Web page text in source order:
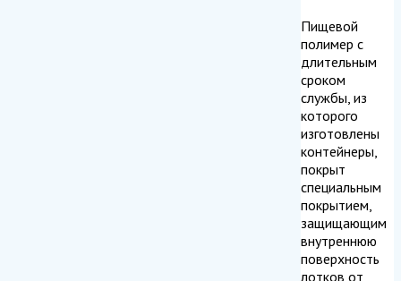
Пищевой
полимер с
длительным
сроком
службы, из
которого
изготовлены
контейнеры,
покрыт
специальным
покрытием,
защищающим
внутреннюю
поверхность
лотков от